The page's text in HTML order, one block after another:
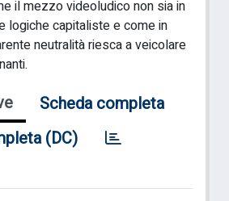
il mezzo videoludico non sia in
logiche capitaliste e come in
neutralità riesca a veicolare
Scheda completa
(DC)